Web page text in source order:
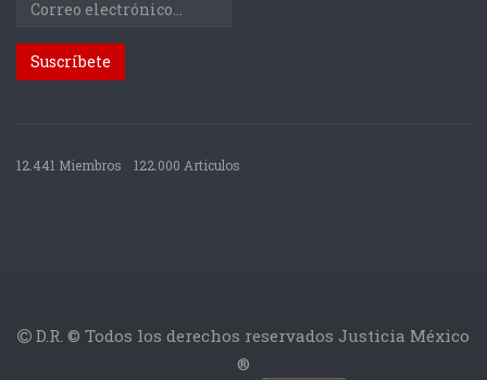
12.441 Miembros 122.000 Articulos
D.R. © Todos los derechos reservados Justicia México
®